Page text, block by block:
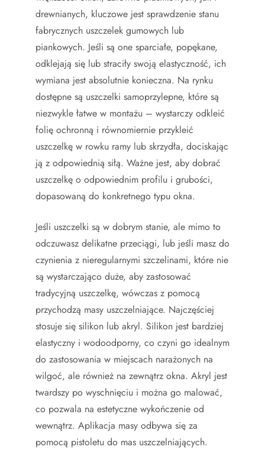
drewnianych, kluczowe jest sprawdzenie stanu
fabrycznych uszczelek gumowych lub
piankowych. Jeśli są one sparciałe, popękane,
odklejają się lub straciły swoją elastyczność, ich
wymiana jest absolutnie konieczna. Na rynku
dostępne są uszczelki samoprzylepne, które są
niezwykle łatwe w montażu – wystarczy odkleić
folię ochronną i równomiernie przykleić
uszczelkę w rowku ramy lub skrzydła, dociskając
ją z odpowiednią siłą. Ważne jest, aby dobrać
uszczelkę o odpowiednim profilu i grubości,
dopasowaną do konkretnego typu okna.
Jeśli uszczelki są w dobrym stanie, ale mimo to
odczuwasz delikatne przeciągi, lub jeśli masz do
czynienia z nieregularnymi szczelinami, które nie
są wystarczająco duże, aby zastosować
tradycyjną uszczelkę, wówczas z pomocą
przychodzą masy uszczelniające. Najczęściej
stosuje się silikon lub akryl. Silikon jest bardziej
elastyczny i wodoodporny, co czyni go idealnym
do zastosowania w miejscach narażonych na
wilgoć, ale również na zewnątrz okna. Akryl jest
twardszy po wyschnięciu i można go malować,
co pozwala na estetyczne wykończenie od
wewnątrz. Aplikacja masy odbywa się za
pomocą pistoletu do mas uszczelniających.